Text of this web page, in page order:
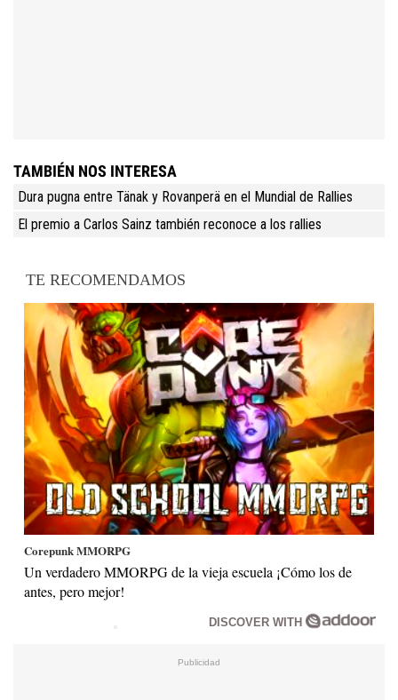
TAMBIÉN NOS INTERESA
Dura pugna entre Tänak y Rovanperä en el Mundial de Rallies
El premio a Carlos Sainz también reconoce a los rallies
TE RECOMENDAMOS
Corepunk MMORPG
Un verdadero MMORPG de la vieja escuela ¡Cómo los de
antes, pero mejor!
DISCOVER WITH